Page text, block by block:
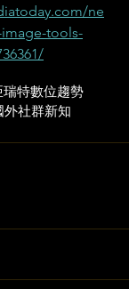
ne
tools-
瑞特數位趨勢
社群新知